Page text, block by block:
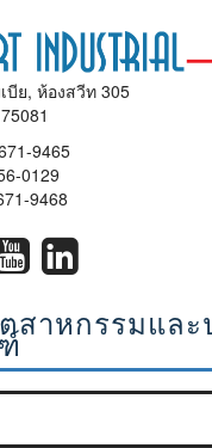
บีย, ห้องสวีท 305
9465
0129
9468
สาหกรรมและ
เข้าร่วมรายการจดหมายข่าวข